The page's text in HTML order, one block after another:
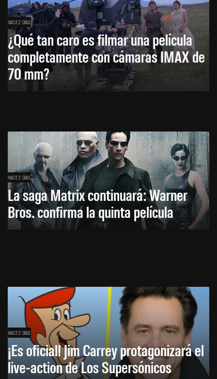
HACE 2 DÍAS
¿Qué tan caro es filmar una película
completamente con cámaras IMAX de
70 mm?
HACE 2 DÍAS
La saga Matrix continuará: Warner
Bros. confirma la quinta película
HACE 2 DÍAS
¡Es oficial! Jim Carrey protagonizará el
live-action de Los Supersónicos